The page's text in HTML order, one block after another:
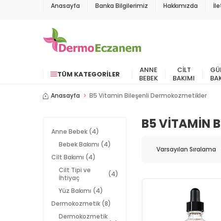
Anasayfa Banka Bilgilerimiz Hakkımızda
TÜM KATEGORILER
ANNE
BEBEK
CILT
BAKIMI
Anasayfa B5 Vitamin Bileşenli Dermokozmetikler
Anne Bebek (4)
Bebek Bakımı (4)
Cilt Bakımı (4)
Cilt Tipi ve
İhtiyaç
(4)
Yüz Bakımı (4)
Dermokozmetik (8)
Dermokozmetik
B5 VITAMIN